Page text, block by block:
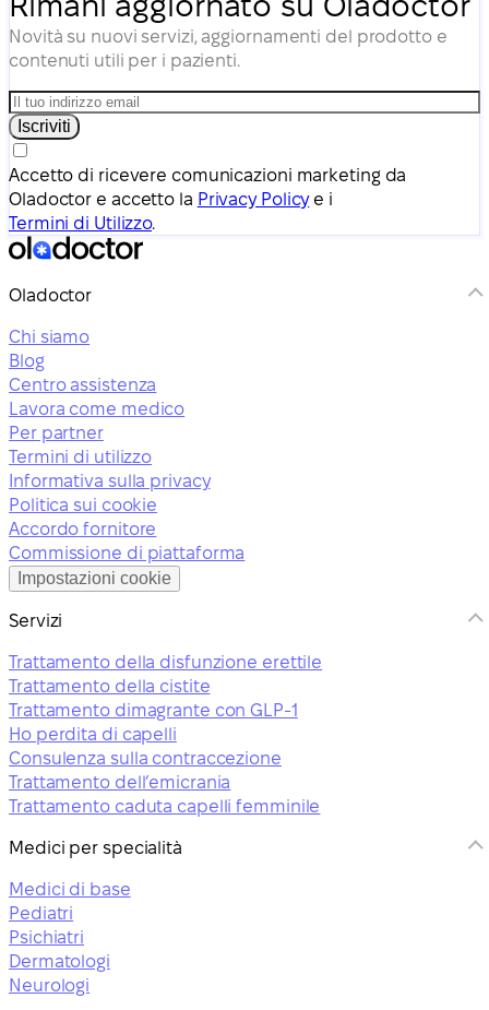
Novità su nuovi servizi, aggiornamenti del prodotto e
contenuti utili per i pazienti.
Iscriviti
Accetto di ricevere comunicazioni marketing da
Oladoctor e accetto la Privacy Policye i
Termini di Utilizzo.
Oladoctor
Chi siamo
Blog
Centro assistenza
Lavora come medico
Per partner
Termini di utilizzo
Informativa sulla privacy
Politica sui cookie
Accordo fornitore
Commissione di piattaforma
Impostazioni cookie
Servizi
Trattamento della disfunzione erettile
Trattamento della cistite
Trattamento dimagrante con GLP-1
Ho perdita di capelli
Consulenza sulla contraccezione
Trattamento dell’emicrania
Trattamento caduta capelli femminile
Medici per specialità
Medici di base
Pediatri
Psichiatri
Dermatologi
Neurologi